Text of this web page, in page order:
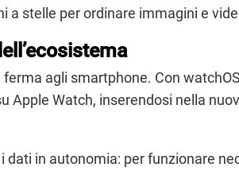
a stelle per ordinare immagini e
agli smartphone. Con
Apple Watch, inserendosi nella
i dati in autonomia: per funzionare